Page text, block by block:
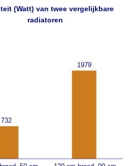
(Watt) van twee vergelijkbare
radiatoren